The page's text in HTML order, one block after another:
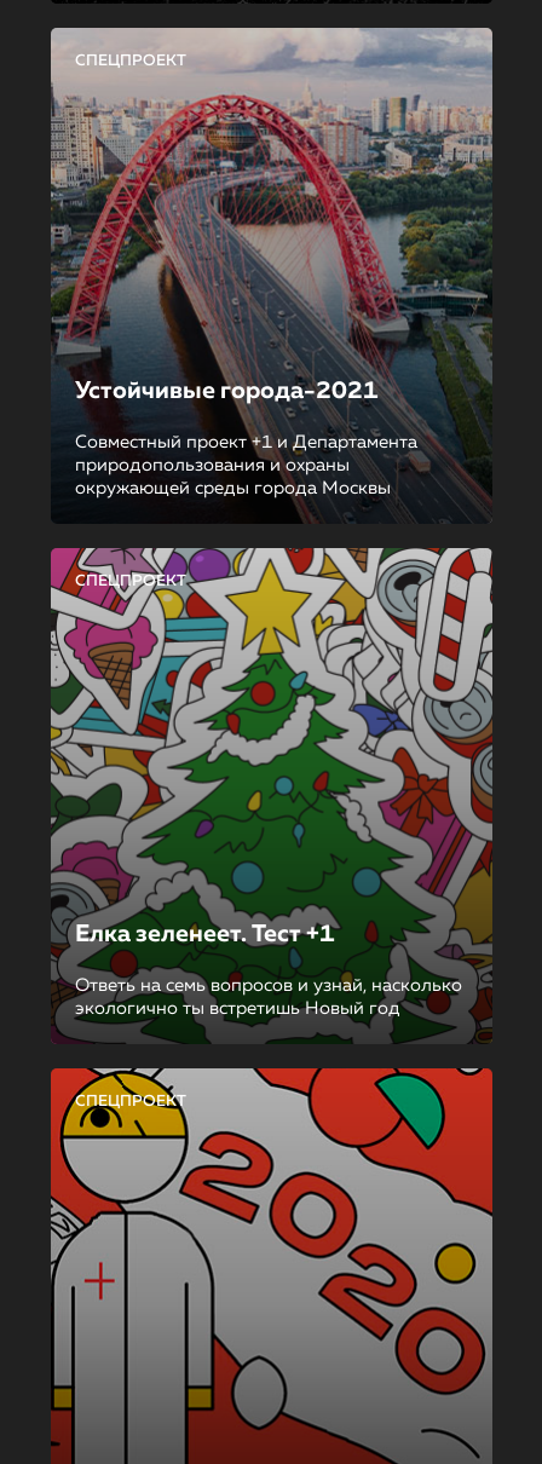
СПЕЦПРОЕКТ
Устойчивые города-2021
Совместный проект +1 и Департамента
природопользования и охраны
окружающей среды города Москвы
СПЕЦПРОЕКТ
Елка зеленеет. Тест +1
Ответь на семь вопросов и узнай, насколько
экологично ты встретишь Новый год
СПЕЦПРОЕКТ